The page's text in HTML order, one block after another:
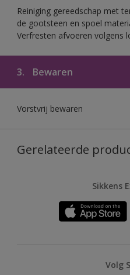
Reiniging gereedschap met
de gootsteen en spoel
Verfresten afvoeren volgens
3. Bewaren
Vorstvrij bewaren
Gerelateerde
Sikkens
Volg